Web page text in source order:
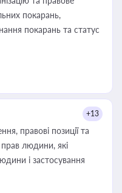
покарань,
покарань та статус
+13
правові позиції та
людини, які
і застосування